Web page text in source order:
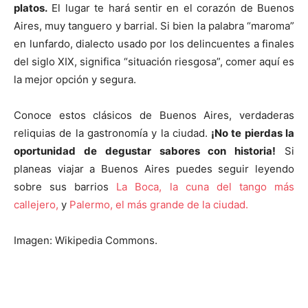
platos. El lugar te hará sentir en el corazón de Buenos
Aires, muy tanguero y barrial. Si bien la palabra “maroma”
en lunfardo, dialecto usado por los delincuentes a finales
del siglo XIX, significa “situación riesgosa”, comer aquí es
la mejor opción y segura.
Conoce estos clásicos de Buenos Aires, verdaderas
reliquias de la gastronomía y la ciudad. ¡No te pierdas la
oportunidad de degustar sabores con historia! Si
planeas viajar a Buenos Aires puedes seguir leyendo
sobre sus barrios La Boca, la cuna del tango más
callejero, y Palermo, el más grande de la ciudad.
Imagen: Wikipedia Commons.